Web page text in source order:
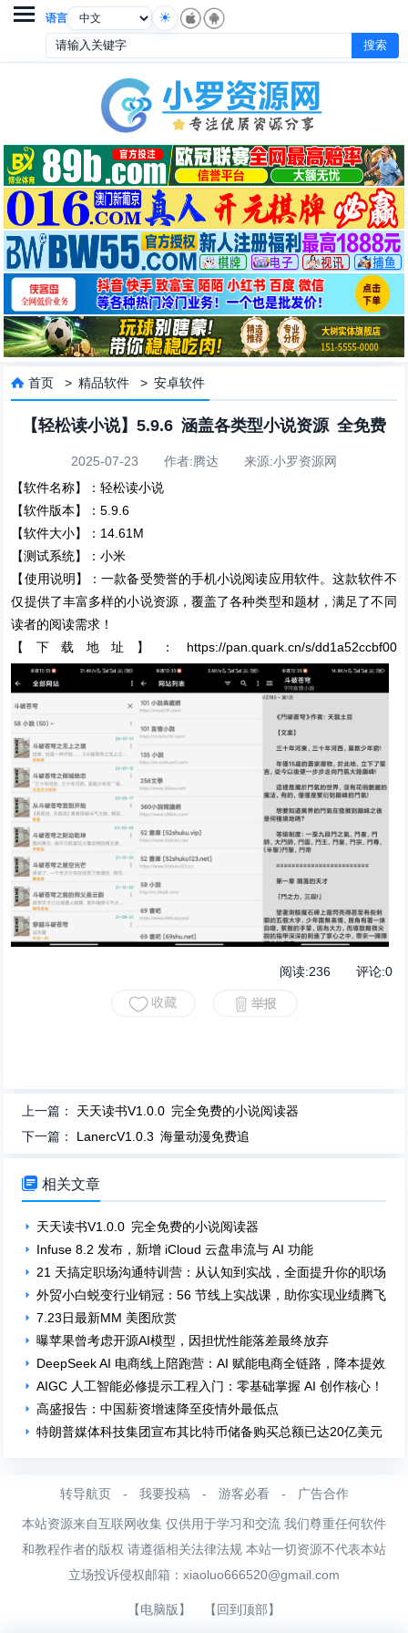
语言

 首页 >精品软件 >安卓软件
【轻松读小说】5.9.6 涵盖各类型小说资源 全免费
2025-07-23 作者:腾达 来源:小罗资源网
【软件名称】：轻松读小说
【软件版本】：5.9.6
【软件大小】：14.61M
【测试系统】：小米
【使用说明】：一款备受赞誉的手机小说阅读应用软件。这款软件不
仅提供了丰富多样的小说资源，覆盖了各种类型和题材，满足了不同
读者的阅读需求！
【下载地址】：https://pan.quark.cn/s/dd1a52ccbf00
阅读:236评论:0
上一篇： 天天读书V1.0.0 完全免费的小说阅读器
下一篇： LanercV1.0.3 海量动漫免费追
 相关文章
天天读书V1.0.0 完全免费的小说阅读器
Infuse 8.2 发布，新增 iCloud 云盘串流与 AI 功能
21 天搞定职场沟通特训营：从认知到实战，全面提升你的职场沟
外贸小白蜕变行业销冠：56 节线上实战课，助你实现业绩腾飞！
7.23日最新MM 美图欣赏
曝苹果曾考虑开源AI模型，因担忧性能落差最终放弃
DeepSeek AI 电商线上陪跑营：AI 赋能电商全链路，降本提效新
AIGC 人工智能必修提示工程入门：零基础掌握 AI 创作核心！
高盛报告：中国薪资增速降至疫情外最低点
特朗普媒体科技集团宣布其比特币储备购买总额已达20亿美元
转导航页 - 我要投稿 - 游客必看 - 广告合作
本站资源来自互联网收集 仅供用于学习和交流 我们尊重任何软件
和教程作者的版权 请遵循相关法律法规 本站一切资源不代表本站
立场投诉侵权邮箱： xiaoluo666520@gmail.com
【电脑版】 【回到顶部】